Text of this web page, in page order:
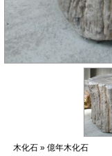
木化石 » 億年木化石